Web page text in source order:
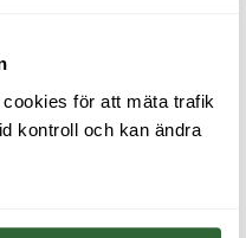
för att mäta trafik
kontroll och kan ändra
kostnadsfria